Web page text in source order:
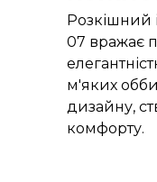
Розкішний
07 вражає
м'яких
дизайну,
комфорту.